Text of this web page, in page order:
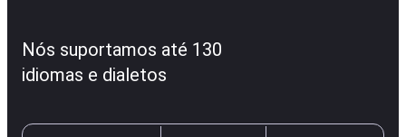
Nós suportamos até 130
idiomas e dialetos